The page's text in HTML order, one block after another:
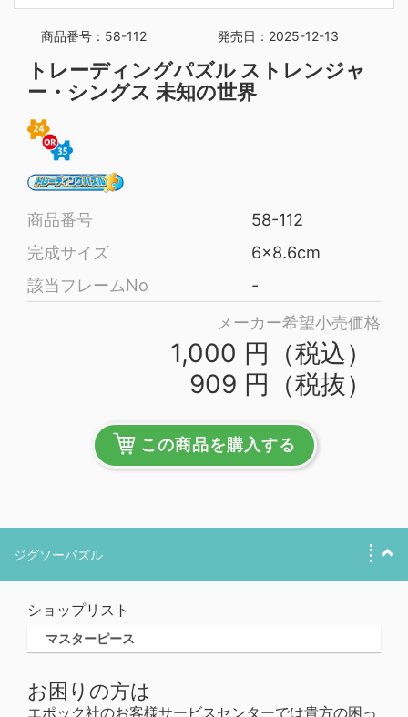
商品番号：58-112 発売日：2025-12-13
トレーディングパズル ストレンジャ
ー・シングス 未知の世界
商品番号
58-112
完成サイズ
6×8.6cm
該当フレームNo
-
メーカー希望小売価格
1,000 円（税込）
909 円（税抜）
この商品を購入する
ジグソーパズル
ショップリスト
マスターピース
お困りの方は
エポック社のお客様サービスセンターでは貴方の困っ